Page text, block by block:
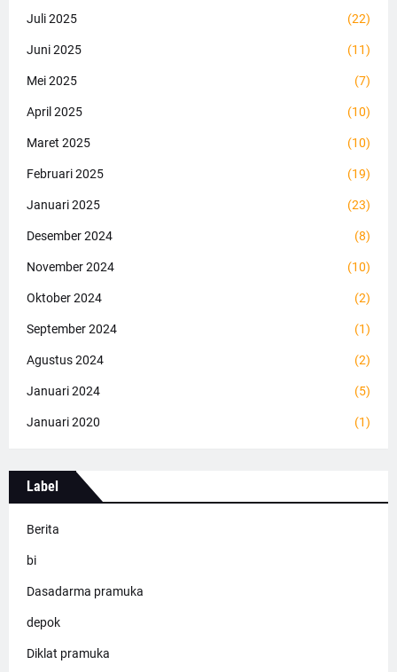
Juli 2025 (22)
Juni 2025 (11)
Mei 2025 (7)
April 2025 (10)
Maret 2025 (10)
Februari 2025 (19)
Januari 2025 (23)
Desember 2024 (8)
November 2024 (10)
Oktober 2024 (2)
September 2024 (1)
Agustus 2024 (2)
Januari 2024 (5)
Januari 2020 (1)
Label
Berita
bi
Dasadarma pramuka
depok
Diklat pramuka